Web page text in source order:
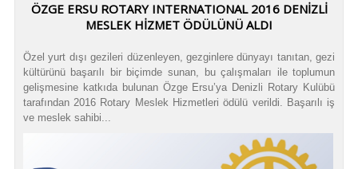
ÖZGE ERSU ROTARY INTERNATIONAL 2016 DENİZLİ
MESLEK HİZMET ÖDÜLÜNÜ ALDI
Özel yurt dışı gezileri düzenleyen, gezginlere dünyayı tanıtan, gezi
kültürünü başarılı bir biçimde sunan, bu çalışmaları ile toplumun
gelişmesine katkıda bulunan Özge Ersu’ya Denizli Rotary Kulübü
tarafından 2016 Rotary Meslek Hizmetleri ödülü verildi. Başarılı iş
ve meslek sahibi...